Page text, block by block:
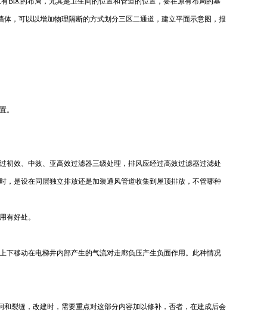
，可以以增加物理隔断的方式划分三区二通道，建立平面示意图，报
。
效、中效、亚高效过滤器三级处理，排风应经过高效过滤器过滤处
，是设在同层独立排放还是加装通风管道收集到屋顶排放，不管哪种
有好处。
下移动在电梯井内部产生的气流对走廊负压产生负面作用。此种情况
裂缝，改建时，需要重点对这部分内容加以修补，否者，在建成后会